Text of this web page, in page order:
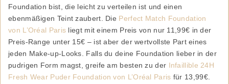
Foundation bist, die leicht zu verteilen ist und einen
ebenmäßigen Teint zaubert. Die Perfect Match Foundation
von L’Oréal Paris liegt mit einem Preis von nur 11,99€ in der
Preis-Range unter 15€ – ist aber der wertvollste Part eines
jeden Make-up-Looks. Falls du deine Foundation lieber in der
pudrigen Form magst, greife am besten zu der Infaillible 24H
Fresh Wear Puder Foundation von L’Oréal Paris für 13,99€.